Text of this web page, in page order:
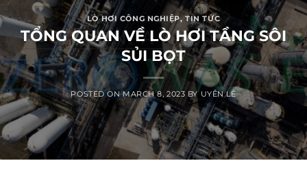
LÒ HƠI CÔNG NGHIỆP,TIN TỨC
TỔNG QUAN VỀ LÒ HƠI TẦNG SÔI
SỦI BỌT
POSTED ONMARCH 8, 2023 BY UYÊN LÊ